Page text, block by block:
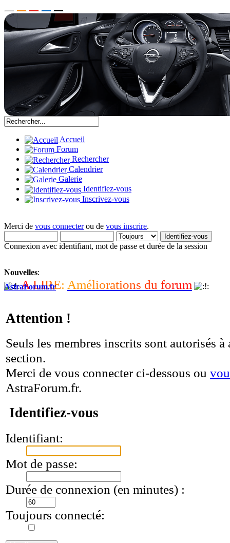
Accueil
Forum
Rechercher
Calendrier
Galerie
Identifiez-vous
Inscrivez-vous
Merci de vous connecterou de vous inscrire.
Connexion avec identifiant, mot de passe et durée de la session
Nouvelles:
A LIRE: Améliorations du forum
AstraForum.fr
Attention !
Seuls les membres inscrits sont autorisés à
section.
Merci de vous connecter ci-dessous ou
AstraForum.fr.
Identifiez-vous
Identifiant:
Mot de passe:
Durée de connexion (en minutes) :
Toujours connecté: